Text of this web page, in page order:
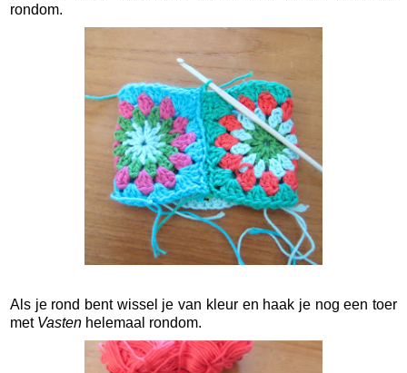
rondom.
Als je rond bent wissel je van kleur en haak je nog een toer
met Vasten helemaal rondom.